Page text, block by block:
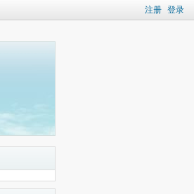
注册 登录